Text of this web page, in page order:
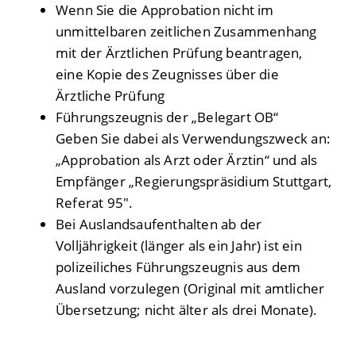
Wenn Sie die Approbation nicht im
unmittelbaren zeitlichen Zusammenhang
mit der Ärztlichen Prüfung beantragen,
eine Kopie des Zeugnisses über die
Ärztliche Prüfung
Führungszeugnis der „Belegart OB“
Geben Sie dabei als Verwendungszweck an:
„Approbation als Arzt oder Ärztin“ und als
Empfänger „Regierungspräsidium Stuttgart,
Referat 95".
Bei Auslandsaufenthalten ab der
Volljährigkeit (länger als ein Jahr) ist ein
polizeiliches Führungszeugnis aus dem
Ausland vorzulegen (Original mit amtlicher
Übersetzung; nicht älter als drei Monate).